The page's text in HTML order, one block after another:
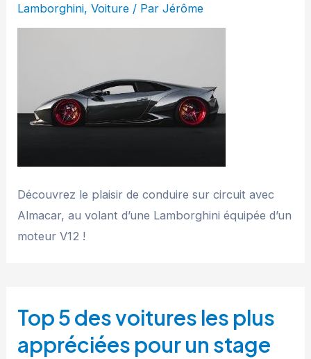
Lamborghini,Voiture / ParJérôme
Découvrez le plaisir de conduire sur circuit avec
Almacar, au volant d’une Lamborghini équipée d’un
moteur V12 !
Top 5 des voitures les plus
appréciées pour un stage